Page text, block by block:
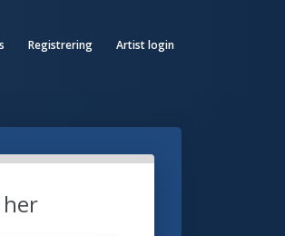
Registrering Artist login